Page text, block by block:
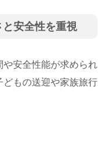
安全性を重視
安全性能が求められ
どもの送迎や家族旅行